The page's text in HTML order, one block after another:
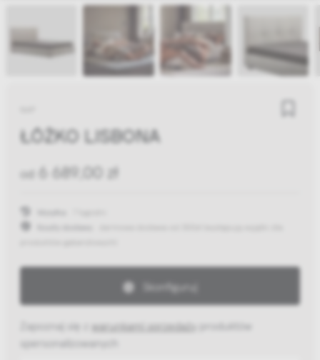
ŁÓŻKO LISBONA
od 6 689,00 zł
Skonfiguruj
Zapoznaj się z warunkami sprzedaży produktów
spersonalizowanych